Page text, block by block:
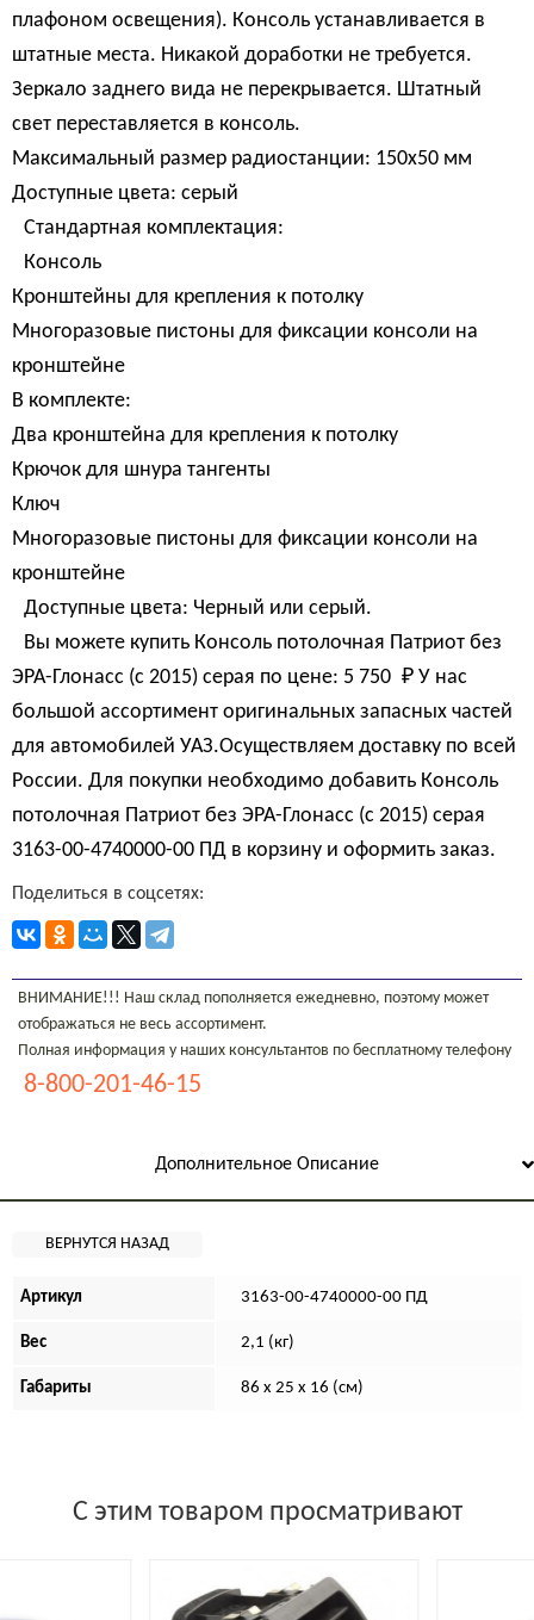
плафоном освещения). Консоль устанавливается в
штатные места. Никакой доработки не требуется.
Зеркало заднего вида не перекрывается. Штатный
свет переставляется в консоль.
Максимальный размер радиостанции: 150х50 мм
Доступные цвета: серый
Стандартная комплектация:
Консоль
Кронштейны для крепления к потолку
Многоразовые пистоны для фиксации консоли на
кронштейне
В комплекте:
Два кронштейна для крепления к потолку
Крючок для шнура тангенты
Ключ
Многоразовые пистоны для фиксации консоли на
кронштейне
Доступные цвета: Черный или серый.
Вы можете купить Консоль потолочная Патриот без
ЭРА-Глонасс (c 2015) серая по цене: 5 750 ₽ У нас
большой ассортимент оригинальных запасных частей
для автомобилей УАЗ.Осуществляем доставку по всей
России. Для покупки необходимо добавить Консоль
потолочная Патриот без ЭРА-Глонасс (c 2015) серая
3163-00-4740000-00 ПД в корзину и оформить заказ.
Поделиться в соцсетях:
ВНИМАНИЕ!!! Наш склад пополняется ежедневно, поэтому может
отображаться не весь ассортимент.
Полная информация у наших консультантов по бесплатному телефону
8-800-201-46-15
Дополнительное Описание
Артикул 3163-00-4740000-00 ПД
Вес 2,1 (кг)
Габариты 86 x 25 x 16 (см)
С этим товаром просматривают